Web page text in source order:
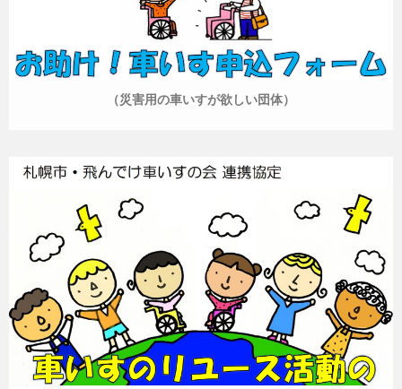
（災害用の車いすが欲しい団体）